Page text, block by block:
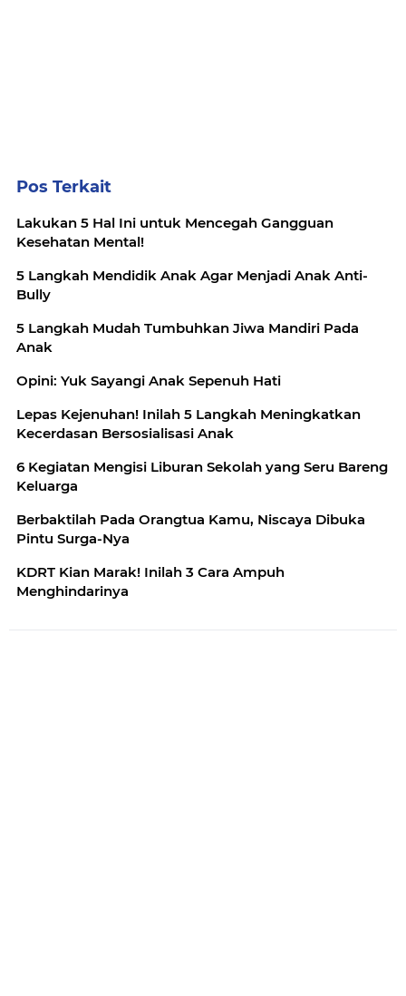
Pos Terkait
Lakukan 5 Hal Ini untuk Mencegah Gangguan
Kesehatan Mental!
5 Langkah Mendidik Anak Agar Menjadi Anak Anti-
Bully
5 Langkah Mudah Tumbuhkan Jiwa Mandiri Pada
Anak
Opini: Yuk Sayangi Anak Sepenuh Hati
Lepas Kejenuhan! Inilah 5 Langkah Meningkatkan
Kecerdasan Bersosialisasi Anak
6 Kegiatan Mengisi Liburan Sekolah yang Seru Bareng
Keluarga
Berbaktilah Pada Orangtua Kamu, Niscaya Dibuka
Pintu Surga-Nya
KDRT Kian Marak! Inilah 3 Cara Ampuh
Menghindarinya